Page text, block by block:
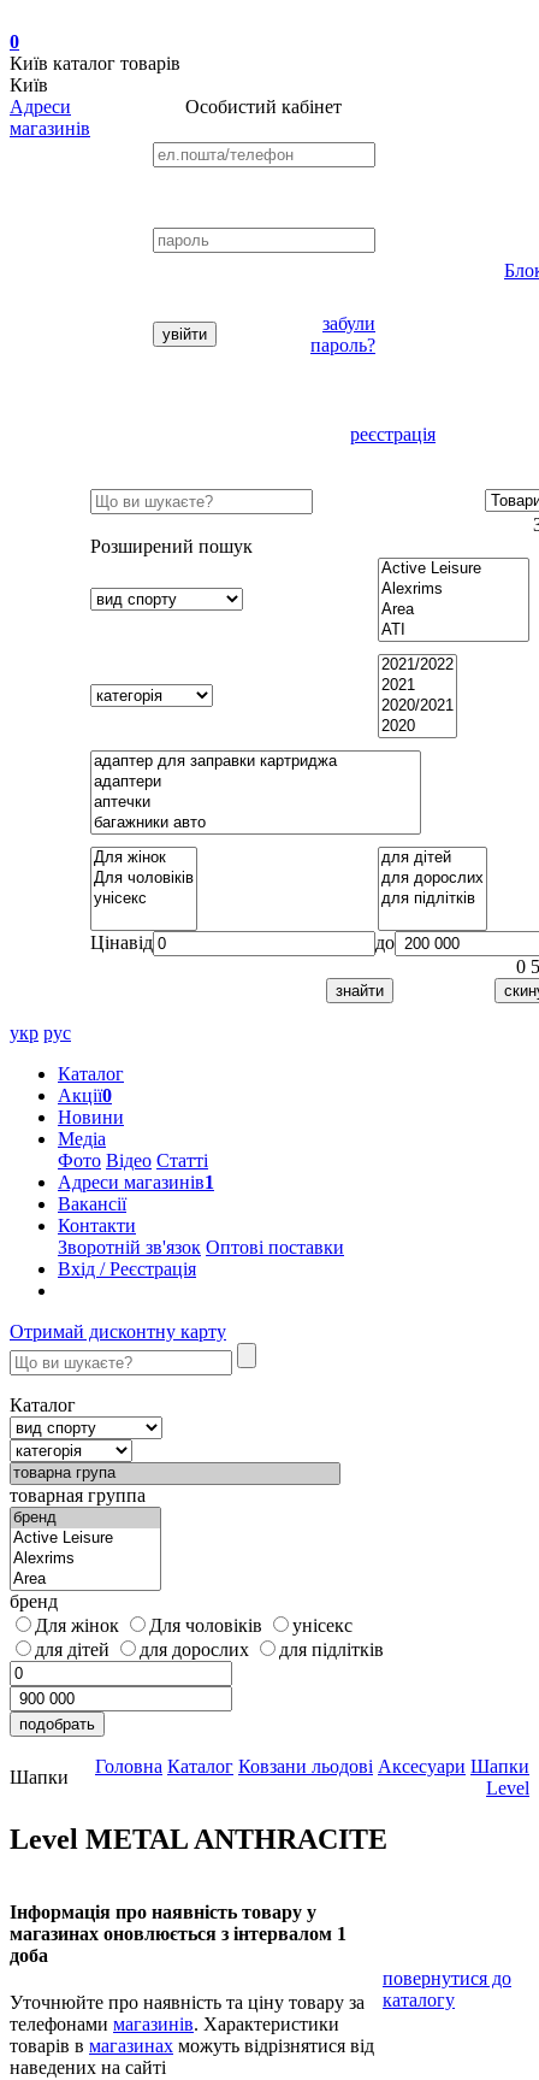
0
Київ каталог товарів
Київ
Адреси
магазинів
Особистий кабінет
забули
пароль?
реєстрація
Розширений пошук
Цінавід
до
0
укр рус
Каталог
Акції0
Новини
Медіа
Фото Відео Статті
Адреси магазинів1
Вакансії
Контакти
Зворотній зв'язок Оптові поставки
Вхід / Реєстрація
Отримай дисконтну карту
Каталог
товарная группа
бренд
Для жінок
Для чоловіків
унісекс
для дітей
для дорослих для підлітків
Шапки
Головна Каталог Ковзани льодові Аксесуари Шапки
Level
Level METAL ANTHRACITE
Інформація про наявність товару у
магазинах оновлюється з інтервалом 1
доба
Уточнюйте про наявність та ціну товару за
телефонами магазинів. Характеристики
товарів в магазинах можуть відрізнятися від
наведених на сайті
повернутися до
каталогу